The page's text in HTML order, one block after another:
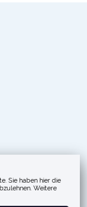
Sie haben hier die
Weitere